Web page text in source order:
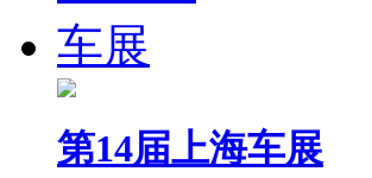
第14届上海车展